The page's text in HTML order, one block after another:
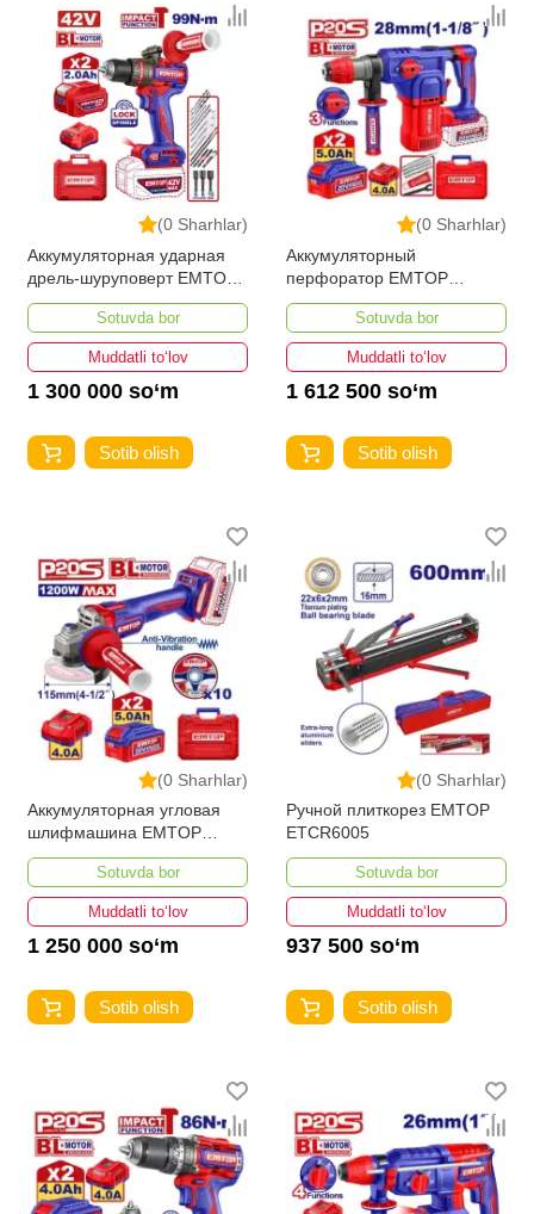
(0 Sharhlar)
Аккумуляторная ударная
дрель-шуруповерт EMTOP
ECIDL429982
Sotuvda bor
Muddatli to‘lov
1 300 000 so‘m
Sotib olish
(0 Sharhlar)
Аккумуляторный
перфоратор EMTOP
ELRH202862
Sotuvda bor
Muddatli to‘lov
1 612 500 so‘m
Sotib olish
(0 Sharhlar)
Аккумуляторная угловая
шлифмашина EMTOP
ELAG2120252
Sotuvda bor
Muddatli to‘lov
1 250 000 so‘m
Sotib olish
(0 Sharhlar)
Ручной плиткорез EMTOP
ETCR6005
Sotuvda bor
Muddatli to‘lov
937 500 so‘m
Sotib olish